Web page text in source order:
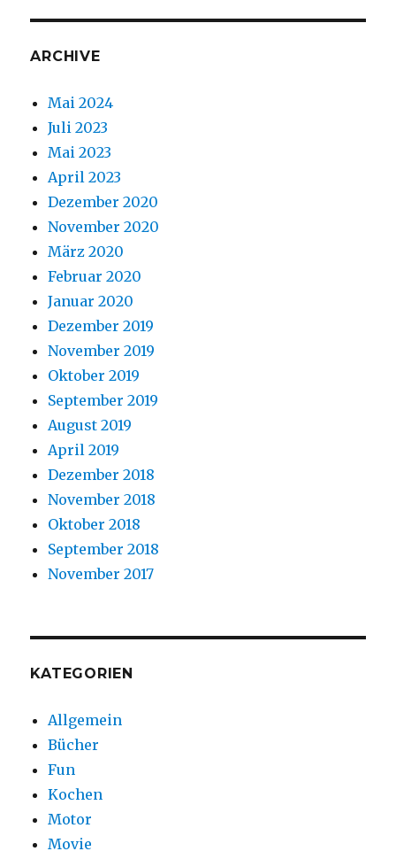
ARCHIVE
Mai 2024
Juli 2023
Mai 2023
April 2023
Dezember 2020
November 2020
März 2020
Februar 2020
Januar 2020
Dezember 2019
November 2019
Oktober 2019
September 2019
August 2019
April 2019
Dezember 2018
November 2018
Oktober 2018
September 2018
November 2017
KATEGORIEN
Allgemein
Bücher
Fun
Kochen
Motor
Movie